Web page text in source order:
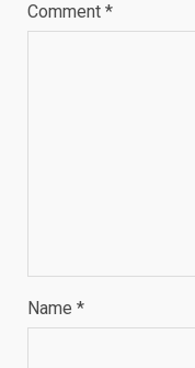
Comment *
Name *